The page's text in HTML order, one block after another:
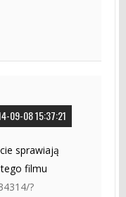
09-08 15:37:21
sprawiają
filmu
?